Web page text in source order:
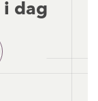
i dag